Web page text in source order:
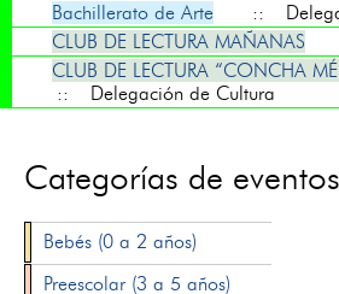
Bachillerato de Arte
::
CLUB DE LECTURA MAÑANAS
CLUB DE LECTURA “CONCHA
:: Delegación de Cultura
Categorías de
Bebés (0 a 2 años)
Preescolar (3 a 5 años)